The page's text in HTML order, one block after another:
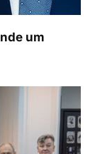
um